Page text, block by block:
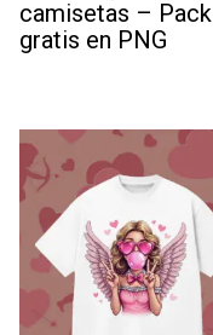
camisetas – Pack
gratis en PNG